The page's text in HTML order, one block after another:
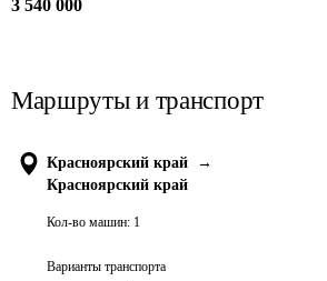
3 540 000
Маршруты и транспорт
Красноярский край
→
Красноярский край
Кол-во машин: 1
Варианты транспорта